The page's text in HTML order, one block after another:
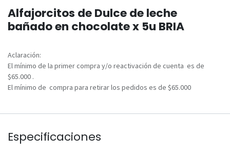
Alfajorcitos de Dulce de leche
bañado en chocolate x 5u BRIA
Aclaración:
El mínimo de la primer compra y/o reactivación de cuenta es de
$65.000 .
El mínimo de compra para retirar los pedidos es de $65.000
Especificaciones